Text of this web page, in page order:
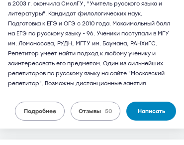
в 2003 г. окончила СмолГУ, "Учитель русского языка и
литературы". Кандидат филологических наук.
Подготовка к ЕГЭ и ОГЭ с 2010 года. Максимальный балл
на ЕГЭ по русскому языку - 96. Ученики поступали в МГУ
им. Ломоносова, РУДН, МГТУ им. Баумана, РАНХиГС.
Репетитор умеет найти подход к любому ученику и
заинтересовать его предметом. Один из сильнейших
репетиторов по русскому языку на сайте "Московский
репетитор". Возможны дистанционные занятия
Подробнее Отзывы 50 Написать